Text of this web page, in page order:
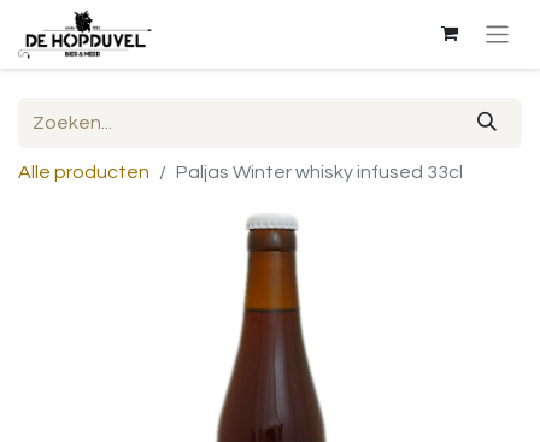
Alle producten Paljas Winter whisky infused 33cl